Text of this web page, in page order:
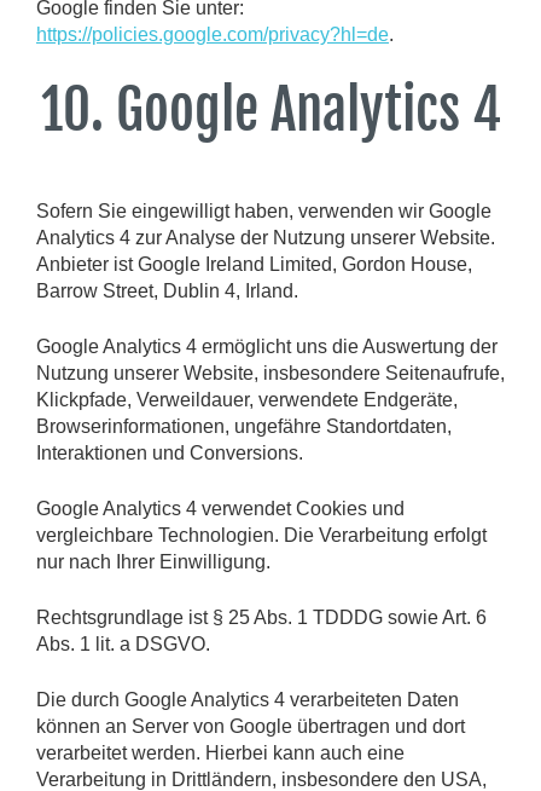
Google finden Sie unter:
https://policies.google.com/privacy?hl=de.
10. Google Analytics 4
Sofern Sie eingewilligt haben, verwenden wir Google
Analytics 4 zur Analyse der Nutzung unserer Website.
Anbieter ist Google Ireland Limited, Gordon House,
Barrow Street, Dublin 4, Irland.
Google Analytics 4 ermöglicht uns die Auswertung der
Nutzung unserer Website, insbesondere Seitenaufrufe,
Klickpfade, Verweildauer, verwendete Endgeräte,
Browserinformationen, ungefähre Standortdaten,
Interaktionen und Conversions.
Google Analytics 4 verwendet Cookies und
vergleichbare Technologien. Die Verarbeitung erfolgt
nur nach Ihrer Einwilligung.
Rechtsgrundlage ist § 25 Abs. 1 TDDDG sowie Art. 6
Abs. 1 lit. a DSGVO.
Die durch Google Analytics 4 verarbeiteten Daten
können an Server von Google übertragen und dort
verarbeitet werden. Hierbei kann auch eine
Verarbeitung in Drittländern, insbesondere den USA,